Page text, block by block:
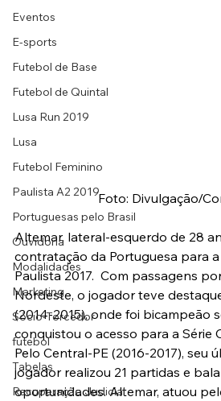
Eventos
E-sports
Futebol de Base
Futebol de Quintal
Lusa Run 2019
Lusa
Futebol Feminino
Paulista A2 2019
Portuguesas pelo Brasil
Ouvidoria
Modalidades
Marketing
Sócio-Torcedor
futebol
Tabelas
Recuperação Judicial
Foto: Divulgação/
Altemar, lateral-esquerdo de 28
contratação da Portuguesa para
Paulista 2017.  Com passagens
Nordeste, o jogador teve
(2014-2015), onde foi bicampeão
conquistou o acesso para a Série
Pelo Central-PE (2016-2017), seu
jogador realizou 21 partidas e
oportunidades. Altemar, atuou